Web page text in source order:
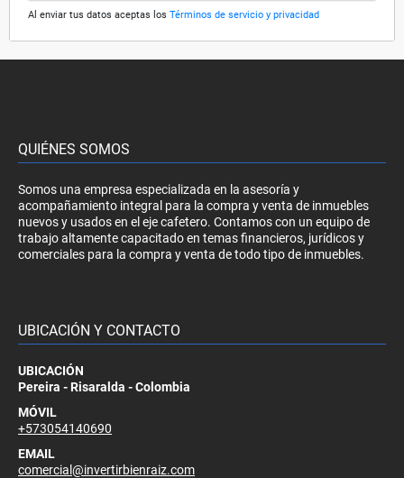
Al enviar tus datos aceptas los Términos de servicio y privacidad
QUIÉNES SOMOS
Somos una empresa especializada en la asesoría y
acompañamiento integral para la compra y venta de inmuebles
nuevos y usados en el eje cafetero. Contamos con un equipo de
trabajo altamente capacitado en temas financieros, jurídicos y
comerciales para la compra y venta de todo tipo de inmuebles.
UBICACIÓN Y CONTACTO
UBICACIÓN
Pereira - Risaralda - Colombia
MÓVIL
+573054140690
EMAIL
comercial@invertirbienraiz.com